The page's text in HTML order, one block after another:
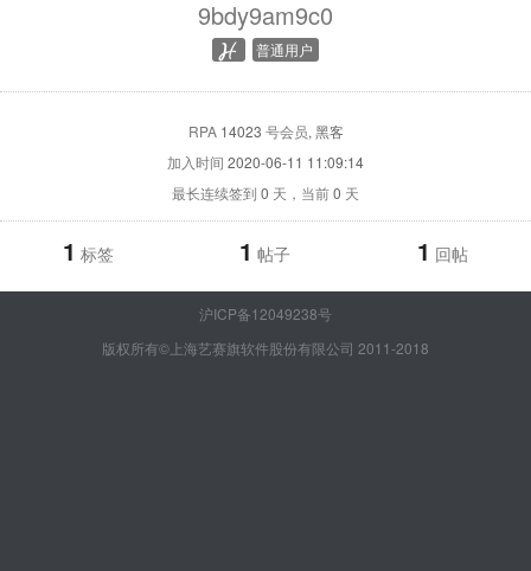
9bdy9am9c0
普通用户
RPA14023 号会员, 黑客
加入时间 2020-06-11 11:09:14
最长连续签到 0 天，当前0 天
1 标签 1 帖子 1 回帖
沪ICP备12049238号
版权所有©上海艺赛旗软件股份有限公司 2011-2018